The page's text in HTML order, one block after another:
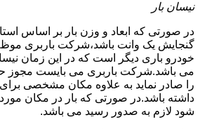
نیسان بار
در صورتی که ابعاد و وزن بار بر اساس
گنجایش یک وانت باشد،شرکت باربری
خودرو باری دیگر است که در این زمان
می باشد.شرکت باربری می بایست مجوز
را صادر نماید به علاوه مکان مشخصی برای
داشته باشد.در صورتی که بار در مکان
شود لازم به صدور رسید می باشد.